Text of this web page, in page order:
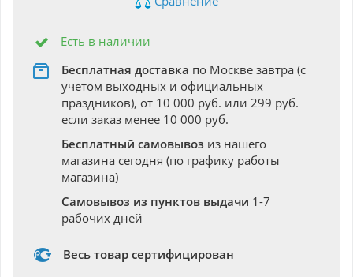
Есть в наличии
Бесплатная доставка по Москве завтра (с
учетом выходных и официальных
праздников), от 10 000 руб. или 299 руб.
если заказ менее 10 000 руб.
Бесплатный самовывоз из нашего
магазина сегодня (по графику работы
магазина)
Самовывоз из пунктов выдачи 1-7
рабочих дней
Весь товар сертифицирован